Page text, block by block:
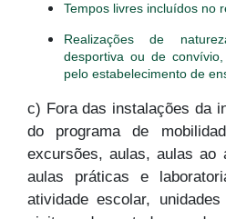
Tempos livres incluídos no
Realizações de
desportiva ou de
pelo estabelecimento de
c) Fora das instalações da
do programa de
excursões, aulas, aulas ao
aulas práticas e
atividade escolar,